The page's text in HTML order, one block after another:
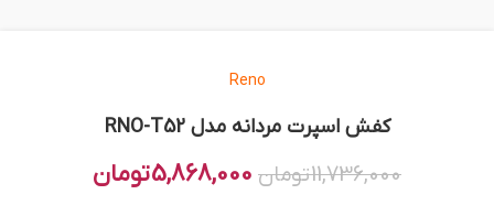
Reno
کفش اسپرت مردانه مدل RNO-T52
11,736,000تومان 5,868,000تومان